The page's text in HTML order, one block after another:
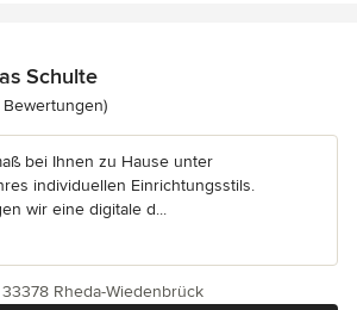
Schulte
4.8 von 5 Sternen
Bewertungen)
bei Ihnen zu Hause unter
individuellen Einrichtungsstils.
wir eine digitale d...
Rheda-Wiedenbrück